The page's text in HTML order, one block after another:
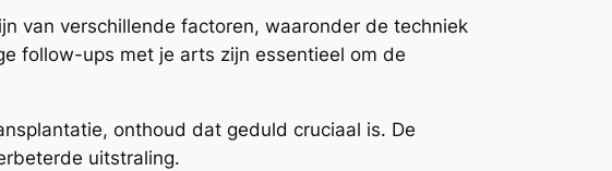
van verschillende factoren, waaronder de techniek
follow-ups met je arts zijn essentieel om de
onthoud dat geduld cruciaal is. De
uitstraling.